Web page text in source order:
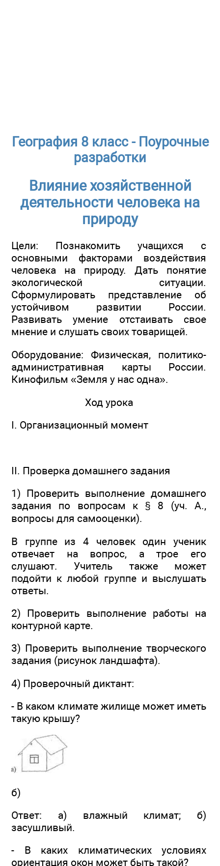
География 8 класс - Поурочные
разработки
Влияние хозяйственной
деятельности человека на
природу
Цели: Познакомить учащихся с
основными факторами воздействия
человека на природу. Дать понятие
экологической ситуации.
Сформулировать представление об
устойчивом развитии России.
Развивать умение отстаивать свое
мнение и слушать своих товарищей.
Оборудование: Физическая, политико-
административная карты России.
Кинофильм «Земля у нас одна».
Ход урока
I. Организационный момент
II. Проверка домашнего задания
1) Проверить выполнение домашнего
задания по вопросам к § 8 (уч. А.,
вопросы для самооценки).
В группе из 4 человек один ученик
отвечает на вопрос, а трое его
слушают. Учитель также может
подойти к любой группе и выслушать
ответы.
2) Проверить выполнение работы на
контурной карте.
3) Проверить выполнение творческого
задания (рисунок ландшафта).
4) Проверочный диктант:
- В каком климате жилище может иметь
такую крышу?
б)
Ответ: а) влажный климат; б)
засушливый.
- В каких климатических условиях
ориентация окон может быть такой?